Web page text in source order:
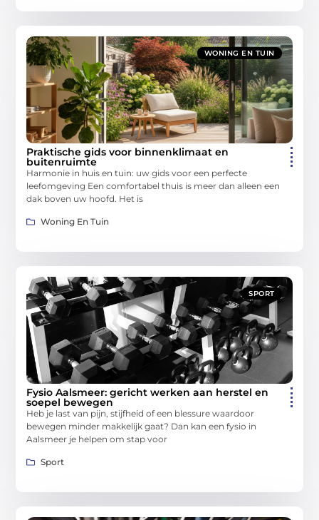
WONING EN TUIN
Praktische gids voor binnenklimaat en
buitenruimte
Harmonie in huis en tuin: uw gids voor een perfecte
leefomgeving Een comfortabel thuis is meer dan alleen een
dak boven uw hoofd. Het is
Woning En Tuin
SPORT
Fysio Aalsmeer: gericht werken aan herstel en
soepel bewegen
Heb je last van pijn, stijfheid of een blessure waardoor
bewegen minder makkelijk gaat? Dan kan een fysio in
Aalsmeer je helpen om stap voor
Sport